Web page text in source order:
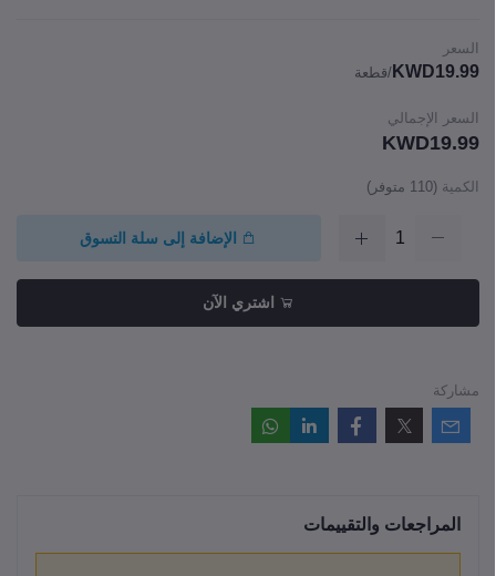
السعر
KWD19.99 /قطعة
السعر الإجمالي
KWD19.99
الكمية (
110 متوفر)
الإضافة إلى سلة التسوق
اشتري الآن
مشاركة
المراجعات والتقييمات